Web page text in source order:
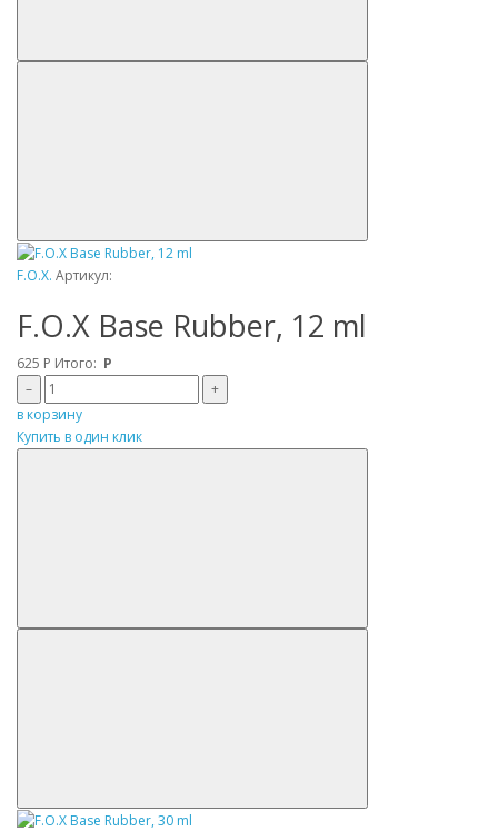
F.O.X. Артикул:
F.O.X Base Rubber, 12 ml
625 Р Итого: Р
–
+
в корзину
Купить в один клик